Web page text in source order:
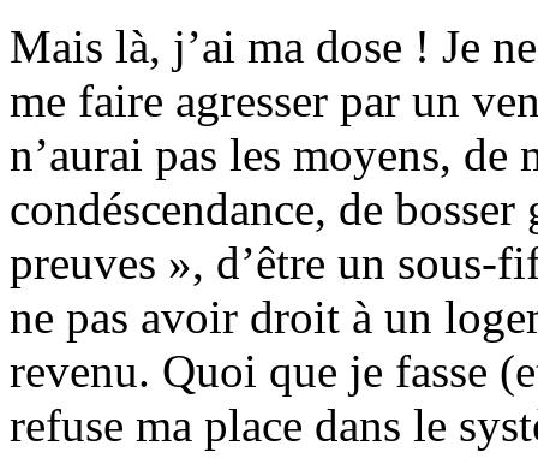
Mais là, j’ai ma dose ! Je
me faire agresser par un
n’aurai pas les moyens,
condéscendance, de
preuves », d’être un sous-
ne pas avoir droit à un
revenu. Quoi que je fasse
refuse ma place dans le